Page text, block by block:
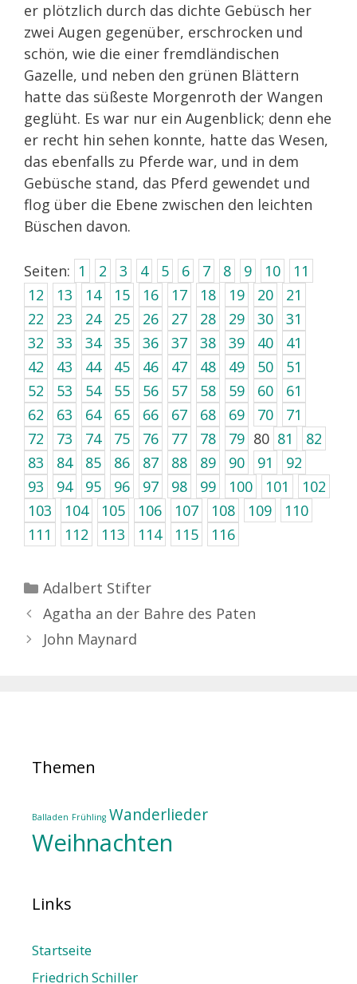
er plötzlich durch das dichte Gebüsch her
zwei Augen gegenüber, erschrocken und
schön, wie die einer fremdländischen
Gazelle, und neben den grünen Blättern
hatte das süßeste Morgenroth der Wangen
geglüht. Es war nur ein Augenblick; denn ehe
er recht hin sehen konnte, hatte das Wesen,
das ebenfalls zu Pferde war, und in dem
Gebüsche stand, das Pferd gewendet und
flog über die Ebene zwischen den leichten
Büschen davon.
Seiten: 1 2 3 4 5 6 7 8 9 10
11
12
13 14 15 16 17 18 19 20
21
22
23 24 25 26 27 28 29 30
31
32
33 34 35 36 37 38 39 40
41
42
43 44 45 46 47 48 49 50
51
52
53 54 55 56 57 58 59 60
61
62
63 64 65 66 67 68 69 70
71
72
73 74 75 76 77 78 79 80 81
82
83
84 85 86 87 88 89 90 91
92
93
94 95 96 97 98 99 100 101
102
103
104 105 106 107 108 109
110
111
112 113 114 115 116
Kategorien
Adalbert Stifter
Agatha an der Bahre des Paten
John Maynard
Themen
Balladen Frühling Wanderlieder
Weihnachten
Links
Startseite
Friedrich Schiller